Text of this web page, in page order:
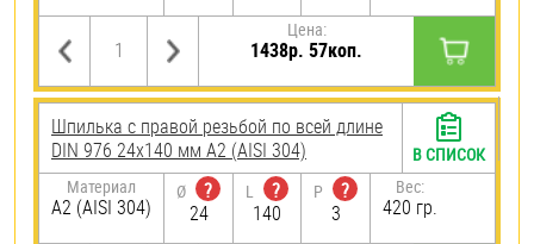
Цена:
1438р. 57коп.
Шпилька с правой резьбой по всей длине
DIN 976 24х140 мм А2 (AISI 304)
Материал
А2 (AISI 304)
Ø
?
24
L
?
140
P
?
3
Вес:
420 гр.
В СПИСОК